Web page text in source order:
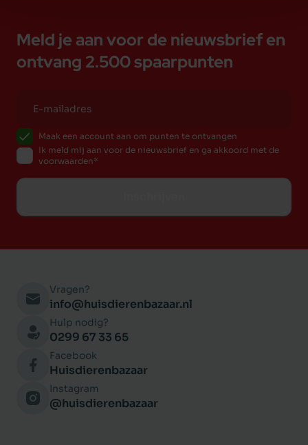
Meld je aan voor de nieuwsbrief en
ontvang 2.500 spaarpunten
Maak een account aan om punten te ontvangen
Ik meld mij aan voor de nieuwsbrief en ga akkoord met de
voorwaarden
Vragen?
info@huisdierenbazaar.nl
Hulp nodig?
0299 67 33 65
Facebook
Huisdierenbazaar
Instagram
@huisdierenbazaar